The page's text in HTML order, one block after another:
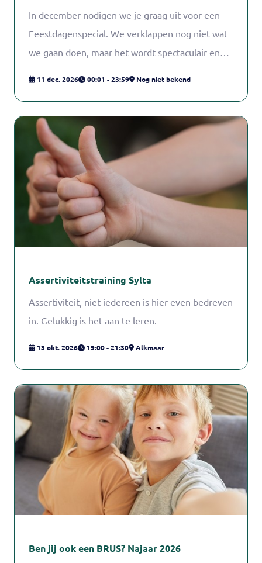
In december nodigen we je graag uit voor een
Feestdagenspecial. We verklappen nog niet wat
we gaan doen, maar het wordt spectaculair en
11 dec. 2026 00:01 - 23:59 Nog niet bekend
Assertiviteitstraining Sylta
Assertiviteit, niet iedereen is hier even bedreven
in. Gelukkig is het aan te leren.
13 okt. 2026 19:00 - 21:30 Alkmaar
Ben jij ook een BRUS? Najaar 2026